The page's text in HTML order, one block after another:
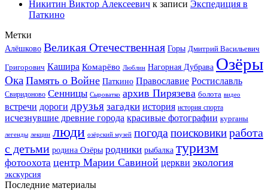
Никитин Виктор Алексеевич к записи Экспедиция в
Паткино
Метки
Алёшково Великая Отечественная Горы Дмитрий Васильевич
Григорович Кашира Комарёво Люблин Нагорная Дубрава Озёры
Ока Память о Войне Паткино Православие Ростиславль
Свиридоново Сенницы Сыроватко архив Пирязева болота видео
встречи дороги друзья загадки история история спорта
исчезнувшие древние города красивые фотографии курганы
легенды лекции люди озёрский музей погодапоисковикиработа
с детьми родина Озёры родники рыбалка туризм
фотоохота центр Марии Савиной церкви экология
экскурсия
Последние материалы